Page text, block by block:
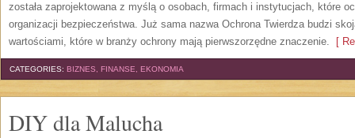
została zaprojektowana z myślą o osobach, firmach i instytucjach, które
organizacji bezpieczeństwa. Już sama nazwa Ochrona Twierdza budzi
wartościami, które w branży ochrony mają pierwszorzędne znaczenie. [
CATEGORIES: BIZNES, FINANSE, EKONOMIA
DIY dla Malucha